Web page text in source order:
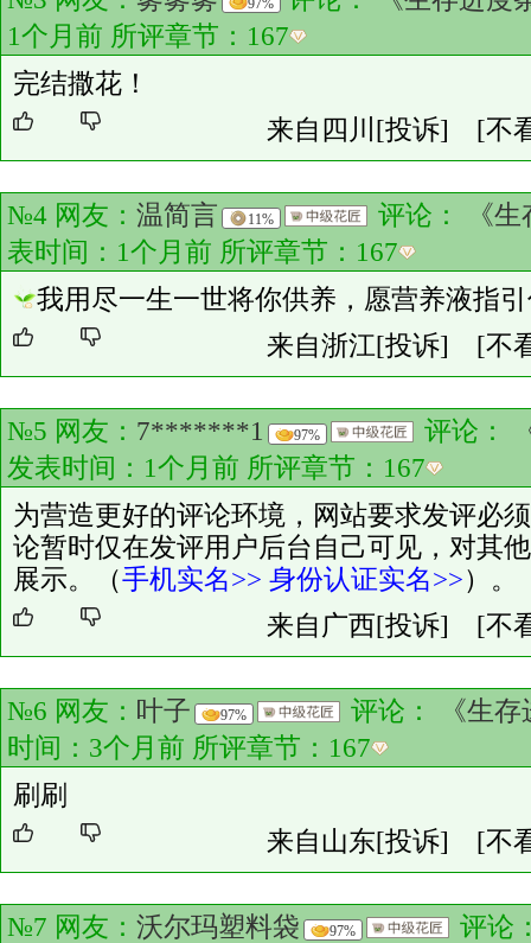
97%
1个月前 所评章节： 167
完结撒花！
来自四川 [投诉] [不
№4 网友： 温简言 11% 评论：
《
表时间：1个月前 所评章节： 167
我用尽一生一世将你供养，愿营养液指
来自浙江[投诉] [不
№5 网友： 7*******1 97% 评论：
发表时间：1个月前 所评章节： 167
为营造更好的评论环境，网站要求发评必
论暂时仅在发评用户后台自己可见，对其
展示。（手机实名>> 身份认证实名>>）。
来自广西[投诉] [不
№6 网友： 叶子 97% 评论：
《生
时间：3个月前 所评章节： 167
刷刷
来自山东[投诉] [不
№7 网友： 沃尔玛塑料袋 97%
评论